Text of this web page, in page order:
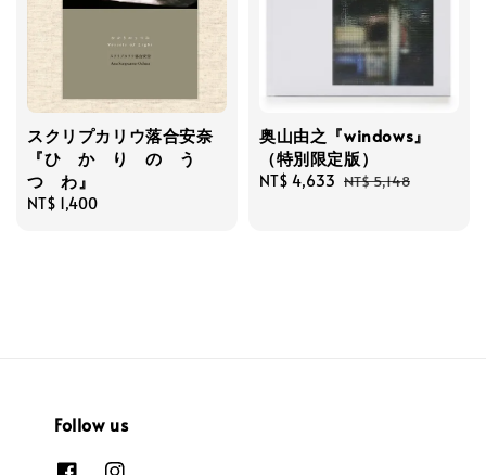
スクリプカリウ落合安奈
『ひ か り の う
つ わ』
Regular
NT$ 1,400
奥山由之『windows』
（特別限定版）
Sale
NT$ 4,633 Regular
NT$ 5,148
Follow us